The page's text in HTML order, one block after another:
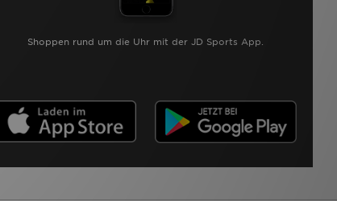
Shoppen rund um die Uhr mit der JD Sports App.